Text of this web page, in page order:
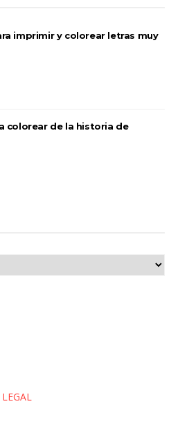
imprimir y colorear letras muy
colorear de la historia de